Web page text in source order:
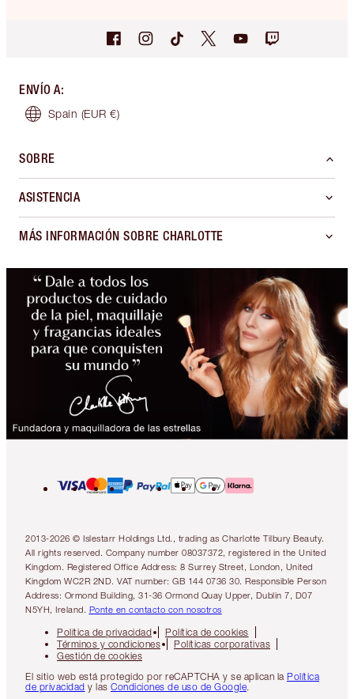
ENVÍO A:
Spain (EUR €)
SOBRE
ASISTENCIA
MÁS INFORMACIÓN SOBRE CHARLOTTE
2013-2026 © Islestarr Holdings Ltd., trading as Charlotte Tilbury Beauty.
All rights reserved. Company number 08037372, registered in the United
Kingdom. Registered Office Address: 8 Surrey Street, London, United
Kingdom WC2R 2ND. VAT number: GB 144 0736 30. Responsible Person
Address: Ormond Building, 31-36 Ormond Quay Upper, Dublin 7, D07
N5YH, Ireland. Ponte en contacto con nosotros
Política de privacidad
Política de cookies
Términos y condiciones
Políticas corporativas
Gestión de cookies
El sitio web está protegido por reCAPTCHA y se aplican la Política
de privacidad y las Condiciones de uso de Google.